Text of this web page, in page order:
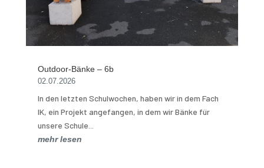
Outdoor-Bänke – 6b
02.07.2026
In den letzten Schulwochen, haben wir in dem Fach
IK, ein Projekt angefangen, in dem wir Bänke für
unsere Schule...
mehr lesen